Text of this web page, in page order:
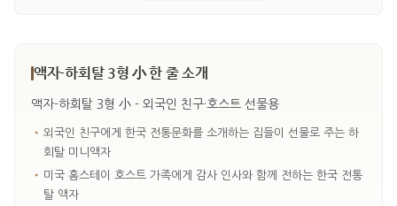
액자-하회탈 3형 小 한 줄 소개
액자-하회탈 3형 小 - 외국인 친구·호스트 선물용
• 외국인 친구에게 한국 전통문화를 소개하는 집들이 선물로 주는 하
회탈 미니액자
• 미국 홈스테이 호스트 가족에게 감사 인사와 함께 전하는 한국 전통
탈 액자